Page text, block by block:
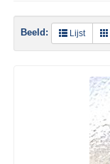
Beeld: Lijst